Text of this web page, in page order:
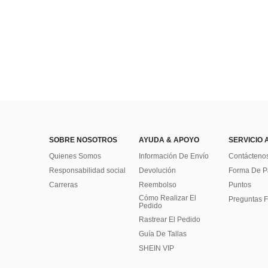
SOBRE NOSOTROS
Quienes Somos
Responsabilidad social
Carreras
AYUDA & APOYO
Información De Envío
Devolución
Reembolso
Cómo Realizar El
Pedido
Rastrear El Pedido
Guía De Tallas
SHEIN VIP
SERVICIO
Forma De
Puntos
Preguntas